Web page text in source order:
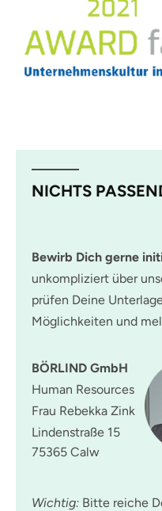
NICHTS
Bewirb Dich gerne
unkompliziert über
prüfen Deine
Möglichkeiten und
BÖRLIND GmbH
Human Resources
Frau Rebekka Zink
Lindenstraße 15
75365 Calw
Wichtig: Bitte reiche